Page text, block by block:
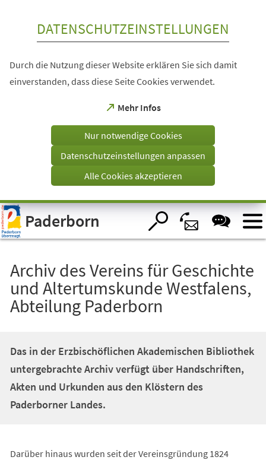
Visuelle
Assistenzsoftware
öffnen.
DATENSCHUTZEINSTELLUNGEN
Durch die Nutzung dieser Website erklären Sie sich damit
einverstanden, dass diese Seite Cookies verwendet.
Mehr Infos
(Öffnet
einem
Tab)
Nur notwendige Cookies
Datenschutzeinstellungen anpassen
Alle Cookies akzeptieren
Paderborn
Archiv des Vereins für Geschichte
und Altertumskunde Westfalens,
Abteilung Paderborn
Das in der Erzbischöflichen Akademischen Bibliothek
untergebrachte Archiv verfügt über Handschriften,
Akten und Urkunden aus den Klöstern des
Paderborner Landes.
Darüber hinaus wurden seit der Vereinsgründung 1824